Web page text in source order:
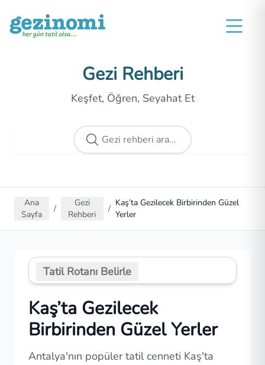
Gezi Rehberi
Keşfet, Öğren, Seyahat Et
Ana
Sayfa
/
Gezi
Rehberi
/
Kaş’ta Gezilecek Birbirinden Güzel
Yerler
Tatil Rotanı Belirle
Kaş’ta Gezilecek
Birbirinden Güzel Yerler
Antalya'nın popüler tatil cenneti Kaş'ta